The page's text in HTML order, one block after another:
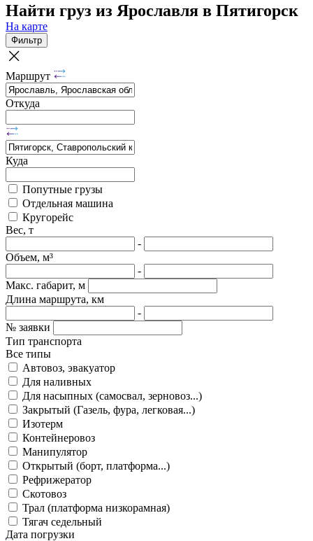
Найти груз из Ярославля в Пятигорск
На карте
Фильтр
Маршрут
Откуда
Куда
Попутные грузы
Отдельная машина
Кругорейс
Вес, т
-
Объем, м³
-
Макс. габарит, м
Длина маршрута, км
-
№ заявки
Тип транспорта
Все типы
Автовоз, эвакуатор
Для наливных
Для насыпных (самосвал, зерновоз...)
Закрытый (Газель, фура, легковая...)
Изотерм
Контейнеровоз
Манипулятор
Открытый (борт, платформа...)
Рефрижератор
Скотовоз
Трал (платформа низкорамная)
Тягач седельный
Дата погрузки